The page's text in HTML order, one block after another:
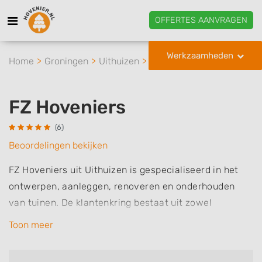
OFFERTES AANVRAGEN
Werkzaamheden
Home Groningen Uithuizen FZ Hoveniers
FZ Hoveniers
(6)
Beoordelingen bekijken
FZ Hoveniers uit Uithuizen is gespecialiseerd in het
ontwerpen, aanleggen, renoveren en onderhouden
van tuinen. De klantenkring bestaat uit zowel
particulieren als bedrijven en het werkgebied beslaat
Toon meer